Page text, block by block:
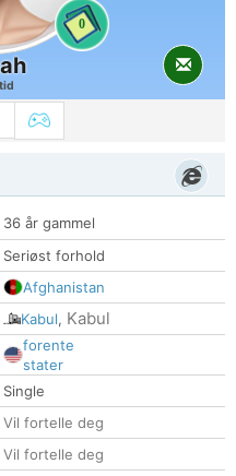
0
36 år gammel
Seriøst forhold
Afghanistan
Kabul, Kabul
forente
stater
Single
Vil fortelle deg
Vil fortelle deg